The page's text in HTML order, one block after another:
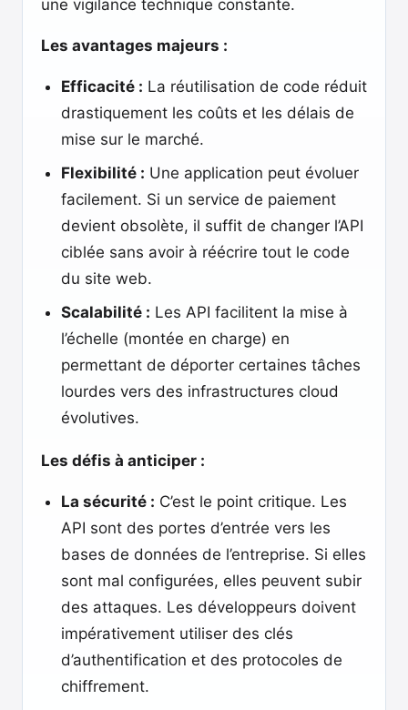
une vigilance technique constante.
Les avantages majeurs :
Efficacité : La réutilisation de code réduit
drastiquement les coûts et les délais de
mise sur le marché.
Flexibilité : Une application peut évoluer
facilement. Si un service de paiement
devient obsolète, il suffit de changer l’API
ciblée sans avoir à réécrire tout le code
du site web.
Scalabilité : Les API facilitent la mise à
l’échelle (montée en charge) en
permettant de déporter certaines tâches
lourdes vers des infrastructures cloud
évolutives.
Les défis à anticiper :
La sécurité : C’est le point critique. Les
API sont des portes d’entrée vers les
bases de données de l’entreprise. Si elles
sont mal configurées, elles peuvent subir
des attaques. Les développeurs doivent
impérativement utiliser des clés
d’authentification et des protocoles de
chiffrement.